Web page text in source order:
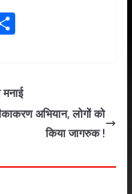
S
e
अभियान, लोगों को
किया जागरुक !